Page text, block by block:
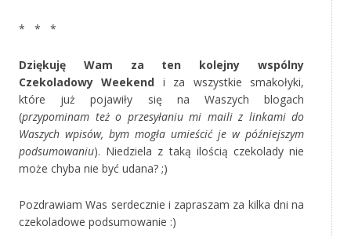
* * *
Dziękuję Wam za ten kolejny wspólny
Czekoladowy Weekend i za wszystkie smakołyki,
które już pojawiły się na Waszych blogach
(przypominam też o przesyłaniu mi maili z linkami do
Waszych wpisów, bym mogła umieścić je w późniejszym
podsumowaniu). Niedziela z taką ilością czekolady nie
może chyba nie być udana? ;)
Pozdrawiam Was serdecznie i zapraszam za kilka dni na
czekoladowe podsumowanie :)